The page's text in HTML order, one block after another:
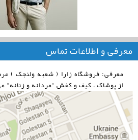
معرفی و اطلاعات تماس
معرفی: فروشگاه زارا ( شعبه ولنجک )
از پوشاک ، کیف و کفش "مردانه و زنانه"